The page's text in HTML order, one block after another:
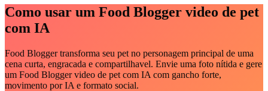
Como usar um Food Blogger video de pet
com IA
Food Blogger transforma seu pet no personagem principal de uma
cena curta, engracada e compartilhavel. Envie uma foto nítida e gere
um Food Blogger video de pet com IA com gancho forte,
movimento por IA e formato social.